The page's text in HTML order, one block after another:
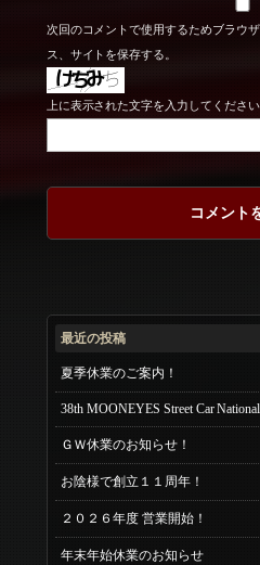
次回のコメントで使用するためブラウ
ス、サイトを保存する。
上に表示された文字を入力してください
最近の投稿
夏季休業のご案内！
38th MOONEYES Street Car
ＧＷ休業のお知らせ！
お陰様で創立１１周年！
２０２６年度 営業開始！
年末年始休業のお知らせ